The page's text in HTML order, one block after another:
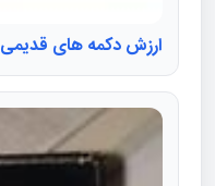
ارزش دکمه های قدیمی